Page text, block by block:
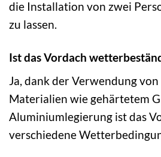
die Installation von zwei
zu lassen.
Ist das Vordach
Ja, dank der Verwendung
Materialien wie gehärtetem
Aluminiumlegierung ist das
verschiedene